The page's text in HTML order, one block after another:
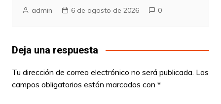
admin 6 de agosto de 2026 0
Deja una respuesta
Tu dirección de correo electrónico no será publicada. Los
campos obligatorios están marcados con *